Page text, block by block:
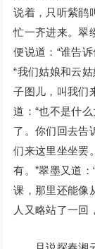
说着，只听紫鹃
忙一齐进来。翠
便说道：“谁告
“我们姑娘和云
子图儿，叫我们
道：“也不是什
了。你们回去告
们来这里坐坐罢
有。”翠墨又道
课，那里还能像
人又略站了一回